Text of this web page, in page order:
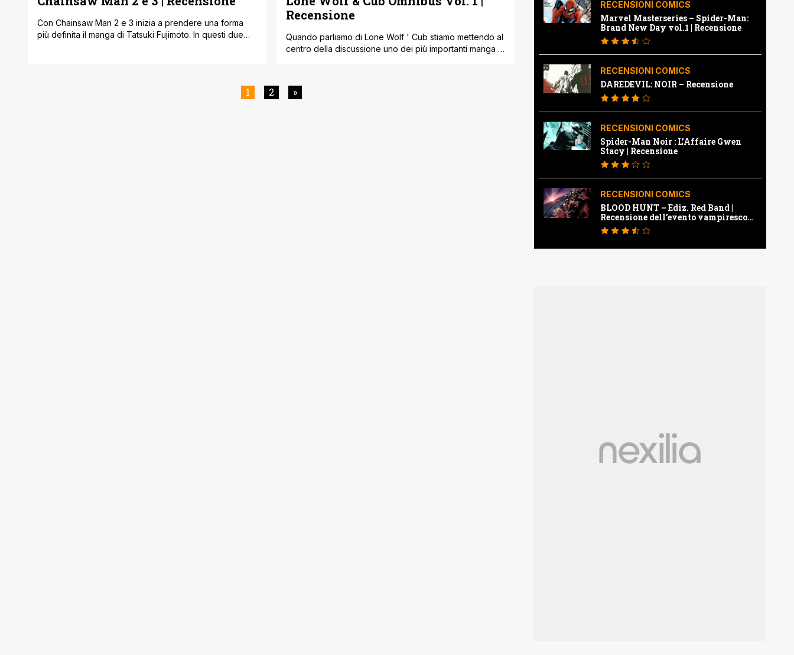
Con Chainsaw Man 2 e 3 inizia a prendere una forma
più definita il manga di Tatsuki Fujimoto. In questi due
Recensione
Quando parliamo di Lone Wolf ' Cub stiamo mettendo al
centro della discussione uno dei più importanti manga di
TV e videogiochi. Planet Manga ha deciso di
ripubblicare questa opera fondamentale in una serie di
1 2 »
RECENSIONI COMICS
Marvel Masterseries – Spider-Man:
Brand New Day vol.1 | Recensione
RECENSIONI COMICS
DAREDEVIL: NOIR – Recensione
RECENSIONI COMICS
Spider-Man Noir : L’Affaire Gwen
Stacy | Recensione
RECENSIONI COMICS
BLOOD HUNT – Ediz. Red Band |
Recensione dell’evento vampiresco
della Marvel